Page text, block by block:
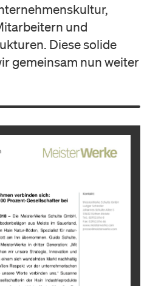
und
Diese solide
gemeinsam nun weiter